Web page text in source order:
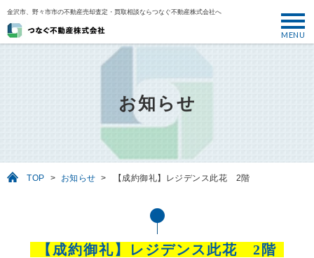
金沢市、野々市市の不動産売却査定・買取相談ならつなぐ不動産株式会社へ
MENU
お知らせ
TOP > お知らせ > 【成約御礼】レジデンス此花 2階
【成約御礼】レジデンス此花 2階